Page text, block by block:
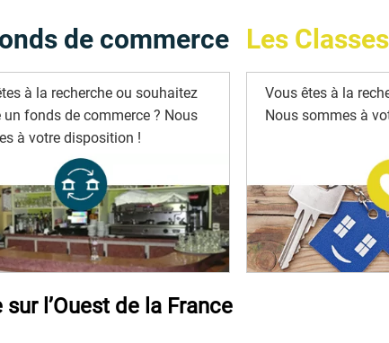
de commerce
à la recherche ou souhaitez
un fonds de commerce ? Nous
à votre disposition !
Les
Vous êtes à la
Nous sommes à
l’Ouest de la France